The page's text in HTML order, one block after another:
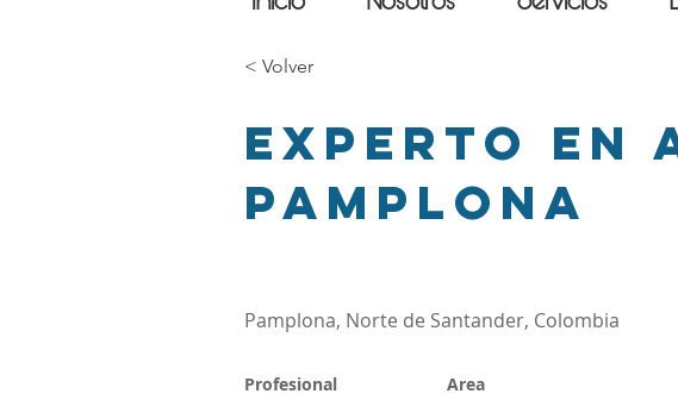
< Volver
Experto en
Pamplona
Pamplona, Norte de Santander, Colombia
Profesional
Area